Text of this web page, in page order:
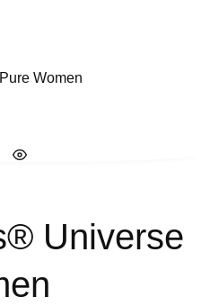
Universe